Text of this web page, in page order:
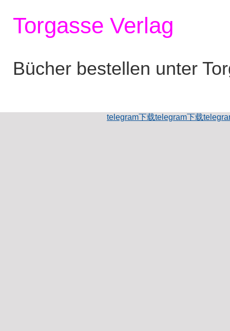
Torgasse Verlag
Bücher bestellen unter
telegram下载telegram下载